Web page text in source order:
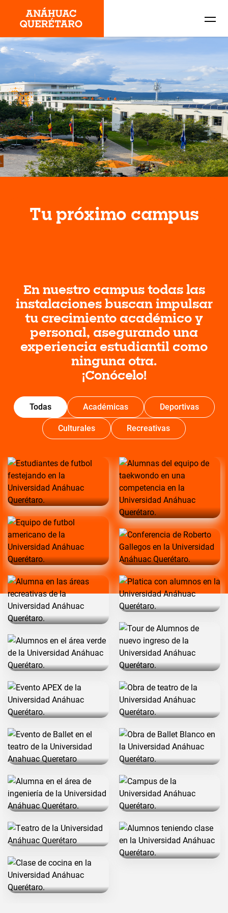
Tu próximo campus
En nuestro campus todas las
instalaciones buscan impulsar
tu crecimiento académico y
personal, asegurando una
experiencia estudiantil como
ninguna otra.
¡Conócelo!
Todas Académicas Deportivas
Culturales Recreativas